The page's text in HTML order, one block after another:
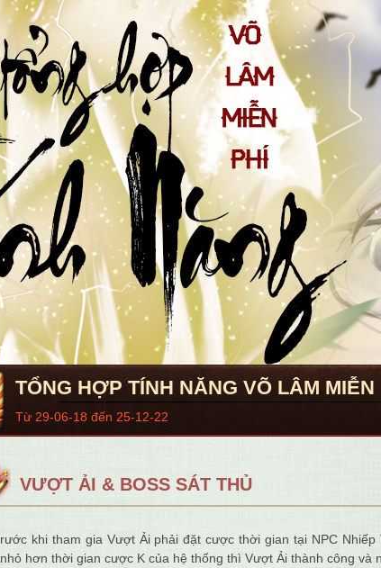
TỔNG HỢP TÍNH NĂNG VÕ LÂM MIỄN
Từ 29-06-18 đến 25-12-22
VƯỢT ẢI & BOSS SÁT THỦ
rước khi tham gia Vượt Ải phải đặt cược thời gian tại NPC
nhỏ hơn thời gian cược K của hệ thống thì Vượt Ải thành công và